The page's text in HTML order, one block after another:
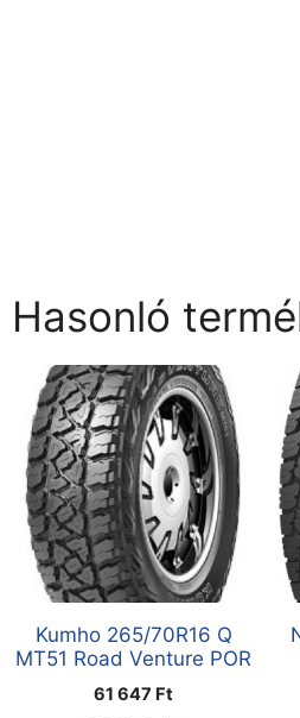
Hasonló
Kumho 265/70R16 Q
MT51 Road Venture POR
61 647 Ft